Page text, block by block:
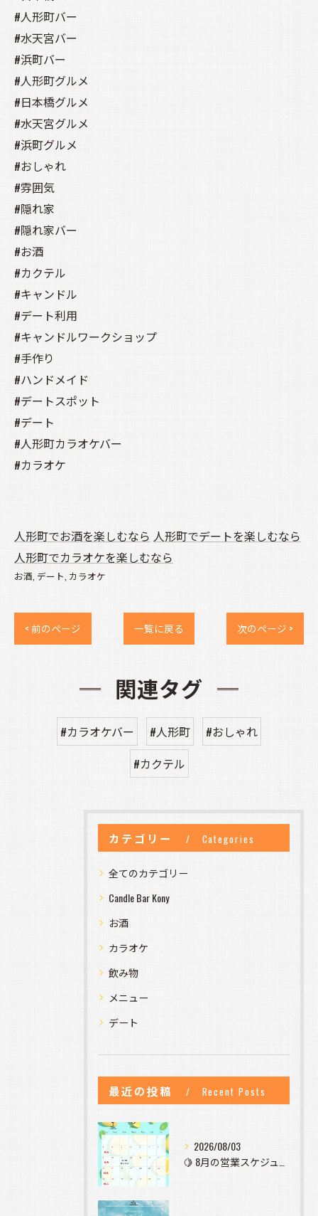
#人形町バー
#水天宮バー
#浜町バー
#人形町グルメ
#日本橋グルメ
#水天宮グルメ
#浜町グルメ
#おしゃれ
#雰囲気
#隠れ家
#隠れ家バー
#お酒
#カクテル
#キャンドル
#デート利用
#キャンドルワークショップ
#手作り
#ハンドメイド
#デートスポット
#デート
#人形町カラオケバー
#カラオケ
人形町でお酒を楽しむなら 人形町でデートを楽しむなら
人形町でカラオケを楽しむなら
お酒 デート カラオケ
< 前のページ 一覧に戻る 次のページ >
関連タグ
#カラオケバー #人形町
#おしゃれ
#カクテル
カテゴリー Categories
全てのカテゴリー
Candle Bar Kony
お酒
カラオケ
飲み物
メニュー
デート
最近の投稿 Recent Posts
2026/08/03